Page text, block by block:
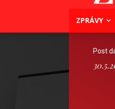
ZPRÁVY
Post